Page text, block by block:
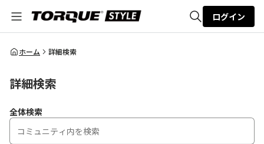
全体検索
ログイン
ホーム 詳細検索
詳細検索
全体検索